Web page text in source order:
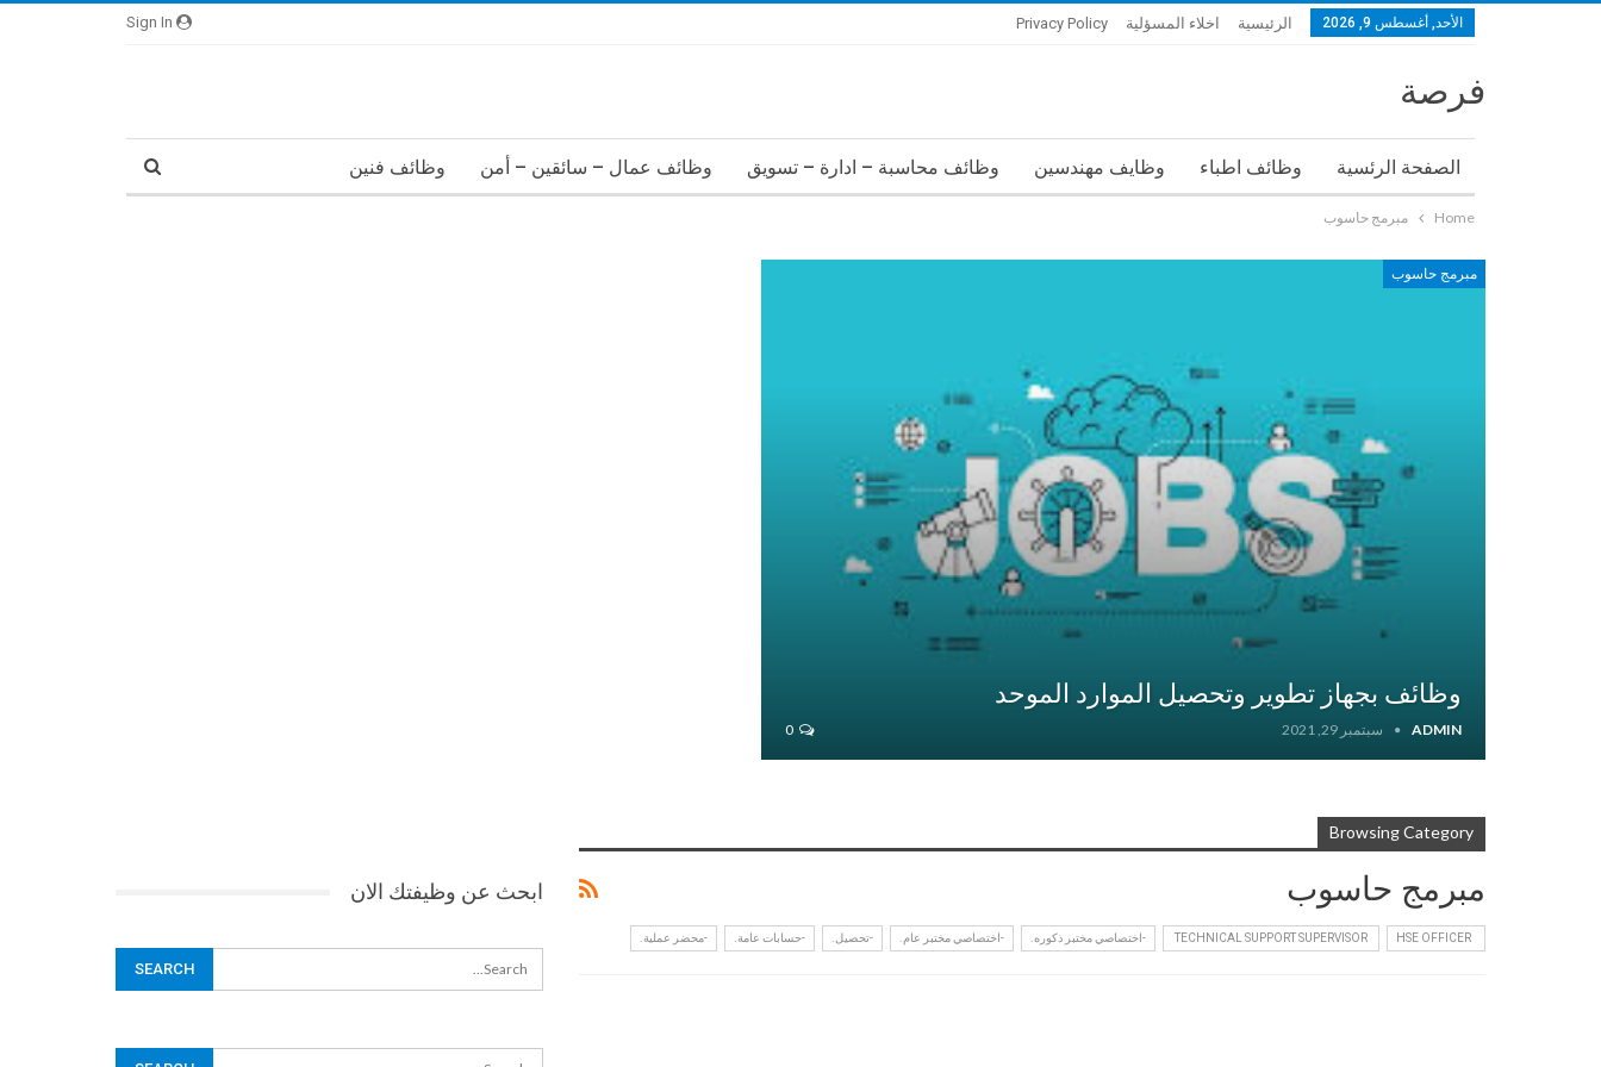
الأحد, أغسطس 9, 2026 الرئيسية اخلاء المسؤلية Privacy Policy
فرصة
الصفحة الرئسية وظائف اطباء وظايف مهندسين وظائف محاسبة – ادارة – تسويق وظائف عمال – سائقين – أمن وظائف فنين
Home مبرمج حاسوب
مبرمج حاسوب
وظائف بجهاز تطوير وتحصيل الموارد الموحد
ADMIN سبتمبر 29, 2021 0
Browsing Category
مبرمج حاسوب
-اختصاصي مختبر ذكوره. -اختصاصي مختبر عام. -تحصيل. -حسابات عامة. -محضر عملية.
ابحث عن وظيفتك الان